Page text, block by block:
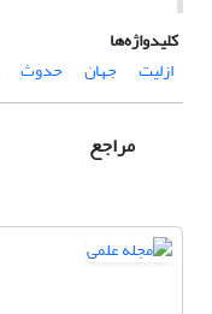
کلیدواژه‌ها
ازلیت
جهان حدوث
مراجع